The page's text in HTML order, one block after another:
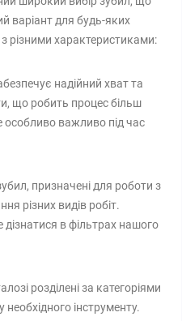
варіант для будь-яких
різними характеристиками:
надійний хват та
що робить процес більш
важливо під час
призначені для роботи з
різних видів робіт.
в фільтрах нашого
розділені за категоріями
інструменту.